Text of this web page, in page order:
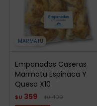
MARMATU
Empanadas Caseras
Marmatu Espinaca Y
Queso X10
$U 359 $U 409